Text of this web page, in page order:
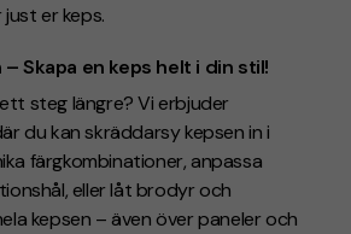
er keps.
Skapa en keps helt i din stil!
steg längre? Vi erbjuder
du kan skräddarsy kepsen in i
färgkombinationer, anpassa
eller låt brodyr och
kepsen – även över paneler och